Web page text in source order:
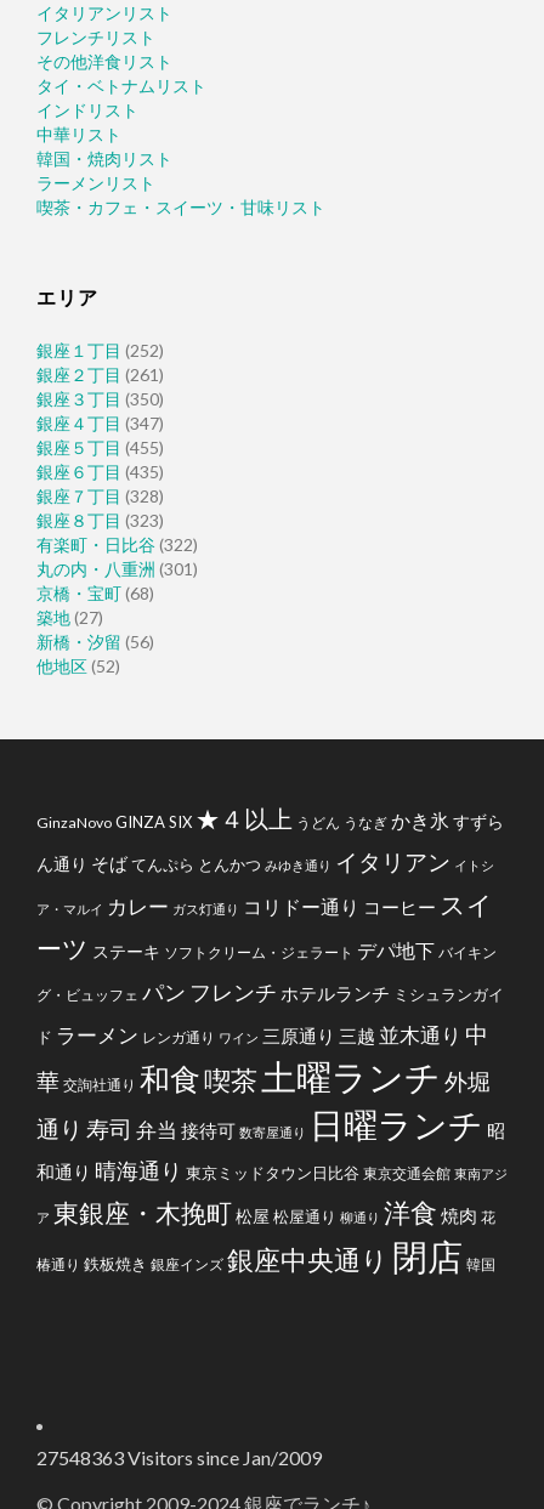
イタリアンリスト
フレンチリスト
その他洋食リスト
タイ・ベトナムリスト
インドリスト
中華リスト
韓国・焼肉リスト
ラーメンリスト
喫茶・カフェ・スイーツ・甘味リスト
エリア
銀座１丁目 (252)
銀座２丁目 (261)
銀座３丁目 (350)
銀座４丁目 (347)
銀座５丁目 (455)
銀座６丁目 (435)
銀座７丁目 (328)
銀座８丁目 (323)
有楽町・日比谷(322)
丸の内・八重洲 (301)
京橋・宝町(68)
築地(27)
新橋・汐留 (56)
他地区(52)
GinzaNovo GINZA SIX ★４以上 うどん うなぎ かき氷 すずら
ん通り そばてんぷら とんかつ みゆき通り イタリアン イトシ
ア・マルイ カレー ガス灯通り コリドー通り コーヒー スイ
ーツ ステーキ ソフトクリーム・ジェラート デパ地下 バイキン
グ・ビュッフェ パン フレンチ ホテルランチ ミシュランガイ
ド ラーメン レンガ通り ワイン 三原通り 三越 並木通り 中
華 交詢社通り 和食喫茶 土曜ランチ 外堀
通り 寿司 弁当 接待可 数寄屋通り 日曜ランチ 昭
和通り 晴海通り 東京ミッドタウン日比谷 東京交通会館 東南アジ
ア 東銀座・木挽町松屋 松屋通り 柳通り 洋食 焼肉 花
椿通り 鉄板焼き 銀座インズ 銀座中央通り 閉店 韓国
27548363Visitors since Jan/2009
© Copyright 2009-2024 銀座でランチ♪.